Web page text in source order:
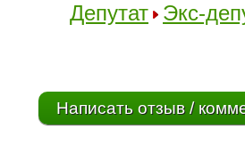
Депутат
Экс-
Написать отзыв /